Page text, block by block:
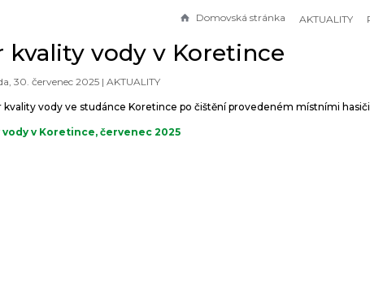
Domovská stránka AKTUALITY
kvality vody v Koretince
30. červenec 2025 | AKTUALITY
kvality vody ve studánce Koretince po čištění provedeném místními hasiči
v Koretince, červenec 2025